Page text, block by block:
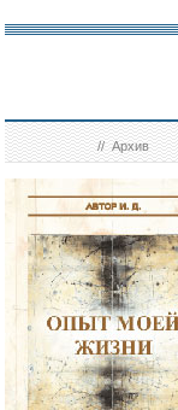
//Архив